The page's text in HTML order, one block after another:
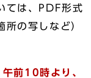
ては、PDF形式
所の写しなど）
前10時より、